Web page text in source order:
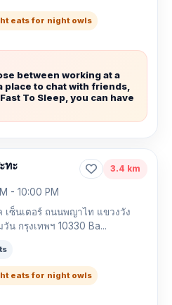
eats for night owls
between working at a
place to chat with friends,
To Sleep, you can have
ทะ 3.4 km
- 10:00 PM
เซ็นเตอร์ ถนนพญาไท แขวงวัง
น กรุงเทพฯ 10330 Ba...
eats for night owls